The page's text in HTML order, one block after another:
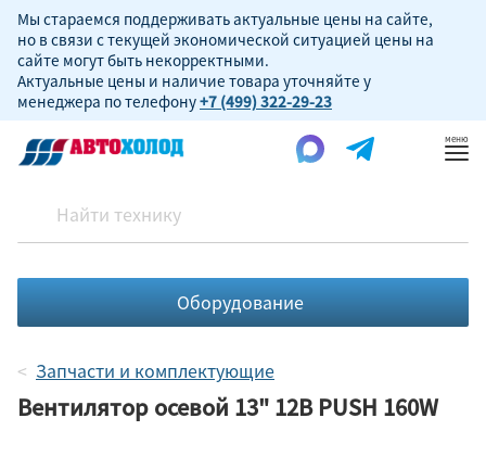
Мы стараемся поддерживать актуальные цены на сайте,
но в связи с текущей экономической ситуацией цены на
сайте могут быть некорректными.
Актуальные цены и наличие товара уточняйте у
менеджера по телефону+7 (499) 322-29-23
Оборудование
Запчасти и комплектующие
Вентилятор осевой 13" 12В PUSH 160W